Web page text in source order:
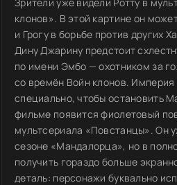
клонов». В этой картине он
и Грогу в борьбе против других
Дину Джарину предстоит
по имени Эмбо — охотником за
со времён Войн клонов. Империя
специально, чтобы остановить
фильме появится фиолетовый
мультсериала «Повстанцы». Он
сезоне «Мандалорца», но в
получить гораздо больше
деталь: персонажи буквально